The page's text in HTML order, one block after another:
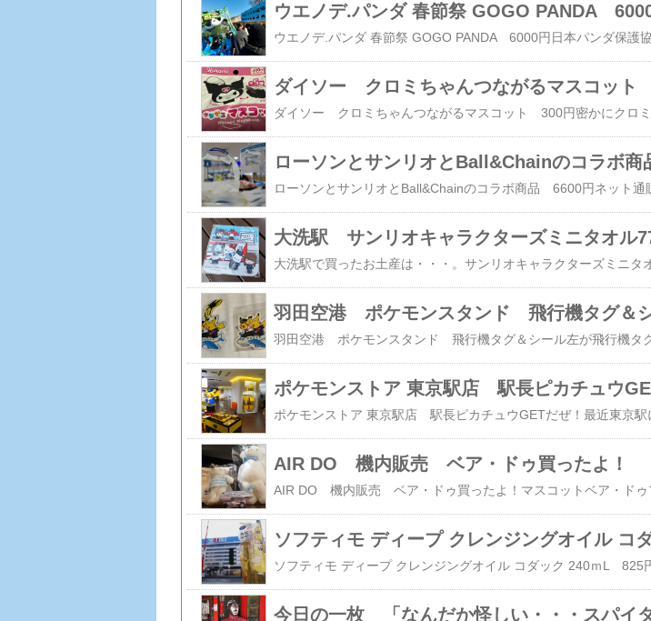
ウエノデ.パンダ 春節祭 GOGO PANDA
ダイソー クロミちゃんつながるマスコット
ローソンとサンリオとBall&Chainのコラボ
大洗駅 サンリオキャラクターズミニタオル
羽田空港 ポケモンスタンド 飛行機タグ＆
ポケモンストア 東京駅店 駅長ピカチュウ
AIR DO 機内販売 ベア・ドゥ買ったよ！
ソフティモ ディープ クレンジングオイル コ
今日の一枚 「なんだか怪しい・・・スパイダ